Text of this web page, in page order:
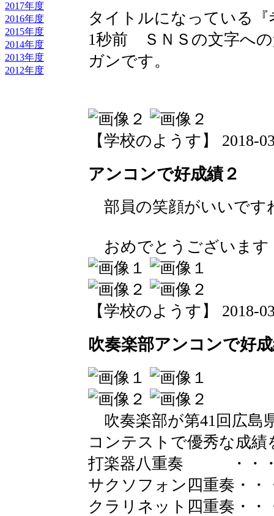
2017年度
2016年度
2015年度
2014年度
2013年度
2012年度
タイトルになっている
1秒前 ＳＮＳの文字へ
ガンです。
【学校のようす】 2018-
アンコンで好成績２
部員の笑顔がいいです
おめでとうございます
【学校のようす】 2018-
吹奏楽部アンコンで好
吹奏楽部が第41回広島
コンテストで優秀な成
打楽器八重奏 ・・
サクソフォン四重奏・・
クラリネット四重奏・・